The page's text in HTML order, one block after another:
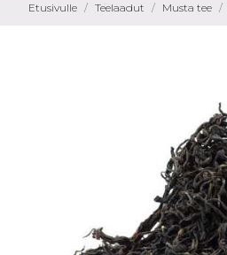
Etusivulle Teelaadut Musta tee